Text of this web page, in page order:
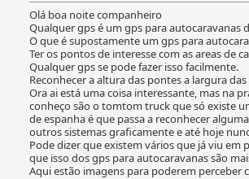
Olá boa noite companheiro
Qualquer gps é um gps para autocaravanas
O que é supostamente um gps para
Ter os pontos de interesse com as areas de
Qualquer gps se pode fazer isso facilmente.
Reconhecer a altura das pontes a largura das
Ora ai está uma coisa interessante, mas na
conheço são o tomtom truck que só existe
de espanha é que passa a reconhecer
outros sistemas graficamente e até hoje
Pode dizer que existem vários que já viu
que isso dos gps para autocaravanas são
Aqui estão imagens para poderem perceber